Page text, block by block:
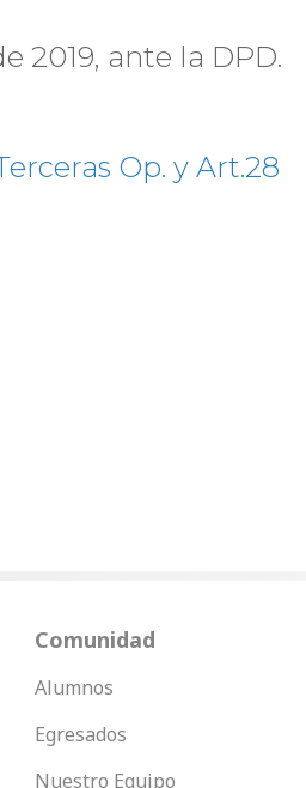
2019, ante la DPD.
Op. y Art.28
Comunidad
Alumnos
Egresados
Nuestro Equipo